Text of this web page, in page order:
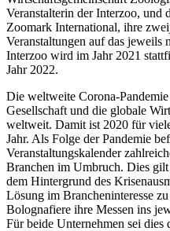
Veranstalterin der Interzoo, und
Zoomark International, ihre
Veranstaltungen auf das jeweils
Interzoo wird im Jahr 2021
Jahr 2022.
Die weltweite Corona-
Gesellschaft und die globale
weltweit. Damit ist 2020 für
Jahr. Als Folge der Pandemie
Veranstaltungskalender
Branchen im Umbruch. Dies
dem Hintergrund des
Lösung im Brancheninteresse
Bolognafiere ihre Messen ins
Für beide Unternehmen sei